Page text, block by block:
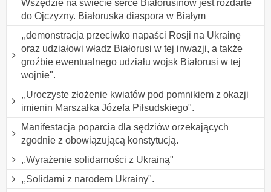
Wszędzie na świecie serce Białorusinów jest rozdarte
do Ojczyzny. Białoruska diaspora w Białym
,,demonstracja przeciwko napaści Rosji na Ukrainę
oraz udziałowi władz Białorusi w tej inwazji, a także
groźbie ewentualnego udziału wojsk Białorusi w tej
wojnie".
,,Uroczyste złożenie kwiatów pod pomnikiem z okazji
imienin Marszałka Józefa Piłsudskiego".
Manifestacja poparcia dla sędziów orzekających
zgodnie z obowiązującą konstytucją.
,,Wyrażenie solidarności z Ukrainą"
,,Solidarni z narodem Ukrainy".